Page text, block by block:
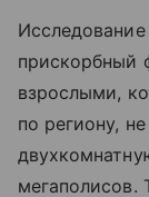
прискорбный
взрослыми,
по региону,
мегаполисов.